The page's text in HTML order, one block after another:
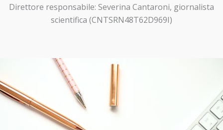
Direttore responsabile: Severina Cantaroni, giornalista
scientifica (CNTSRN48T62D969I)